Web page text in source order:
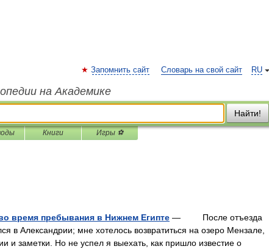
RU
Запомнить сайт Словарь на свой сайт
на Академике
Найти!
Книги Игры ⚽
время пребывания в Нижнем Египте — После отъезда
в Александрии; мне хотелось возвратиться на озеро Мензале,
и заметки. Но не успел я выехать, как пришло известие о